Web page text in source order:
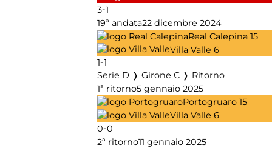
3-1
19ª andata22 dicembre 2024
Real Calepina 15
Villa Valle 6
1-1
Serie D ❭ Girone C ❭ Ritorno
1ª ritorno5 gennaio 2025
Portogruaro 15
Villa Valle 6
0-0
2ª ritorno11 gennaio 2025